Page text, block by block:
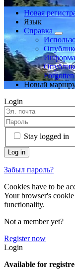
Новая
Язык
Справка
Новый
Login
Stay logged in
Забыл пароль?
Cookies have to be
Your browser's
functionality.
Not a member yet?
Register now
Login
Available for